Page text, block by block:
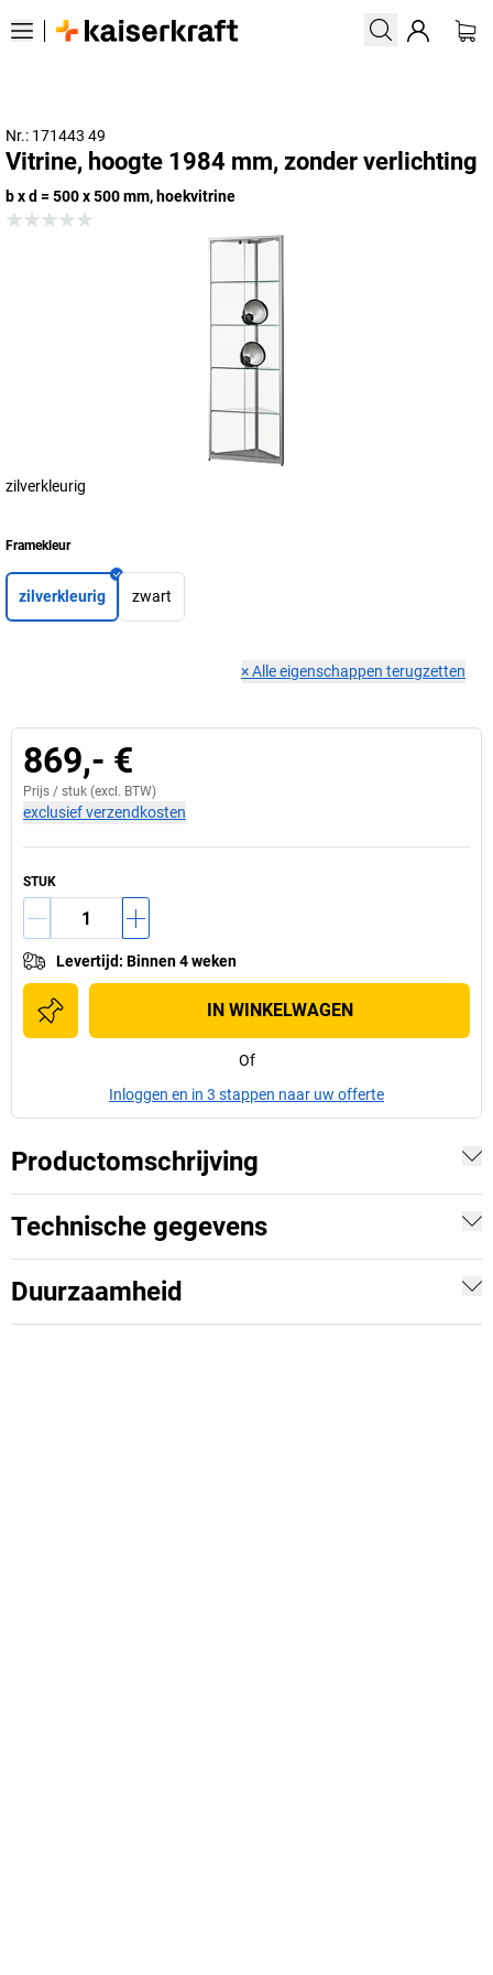
Nr.: 171443 49
Vitrine, hoogte 1984 mm, zonder verlichting
b x d = 500 x 500 mm, hoekvitrine
zilverkleurig
Framekleur
zilverkleurig zwart
×Alle eigenschappen terugzetten
869,- €
Prijs / stuk (excl. BTW)
exclusief verzendkosten
STUK
Levertijd: Binnen 4 weken
IN WINKELWAGEN
Of
Inloggen en in 3 stappen naar uw offerte
Productomschrijving
Technische gegevens
Duurzaamheid